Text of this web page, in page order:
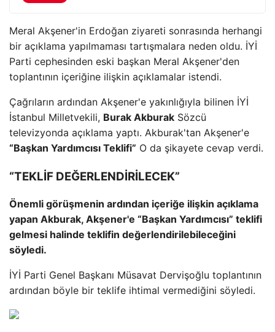
Meral Akşener'in Erdoğan ziyareti sonrasında herhangi
bir açıklama yapılmaması tartışmalara neden oldu. İYİ
Parti cephesinden eski başkan Meral Akşener'den
toplantının içeriğine ilişkin açıklamalar istendi.
Çağrıların ardından Akşener'e yakınlığıyla bilinen İYİ
İstanbul Milletvekili, Burak Akburak Sözcü
televizyonda açıklama yaptı. Akburak'tan Akşener'e
“Başkan Yardımcısı Teklifi” O da şikayete cevap verdi.
“TEKLİF DEĞERLENDİRİLECEK”
Önemli görüşmenin ardından içeriğe ilişkin açıklama
yapan Akburak, Akşener'e “Başkan Yardımcısı” teklifi
gelmesi halinde teklifin değerlendirilebileceğini
söyledi.
İYİ Parti Genel Başkanı Müsavat Dervişoğlu toplantının
ardından böyle bir teklife ihtimal vermediğini söyledi.